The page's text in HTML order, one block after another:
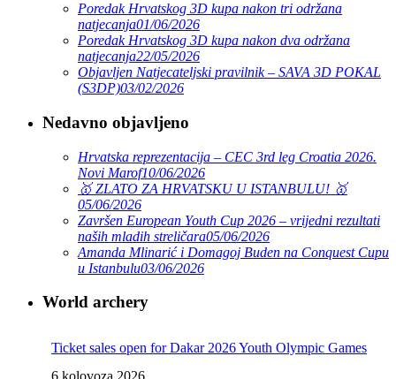
Poredak Hrvatskog 3D kupa nakon tri održana
natjecanja01/06/2026
Poredak Hrvatskog 3D kupa nakon dva održana
natjecanja22/05/2026
Objavljen Natjecateljski pravilnik – SAVA 3D POKAL
(S3DP)03/02/2026
Nedavno objavljeno
Hrvatska reprezentacija – CEC 3rd leg Croatia 2026.
Novi Marof10/06/2026
🥇 ZLATO ZA HRVATSKU U ISTANBULU! 🥇
05/06/2026
Završen European Youth Cup 2026 – vrijedni rezultati
naših mladih streličara05/06/2026
Amanda Mlinarić i Domagoj Buden na Conquest Cupu
u Istanbulu03/06/2026
World archery
Ticket sales open for Dakar 2026 Youth Olympic Games